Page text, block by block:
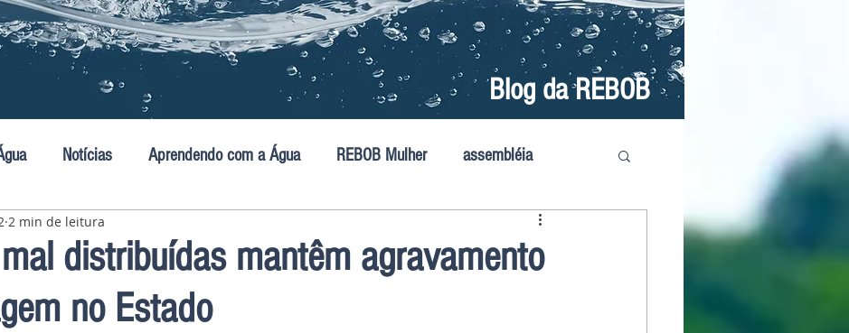
Blog da REBOB
Notícias Aprendendo com a Água REBOB Mulher assembléia
distribuídas mantêm agravamento
no Estado
2 min de leitura